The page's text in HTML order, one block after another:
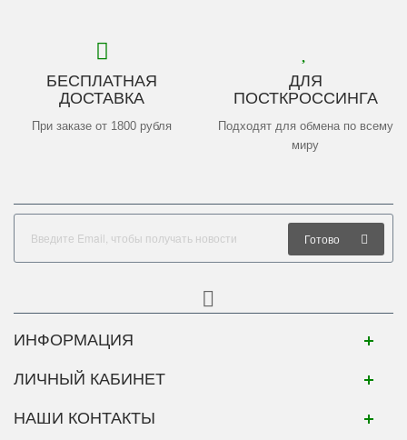
БЕСПЛАТНАЯ
ДОСТАВКА
При заказе от 1800 рубля
ДЛЯ
ПОСТКРОССИНГА
Подходят для обмена по всему
миру
Готово
ИНФОРМАЦИЯ
ЛИЧНЫЙ КАБИНЕТ
НАШИ КОНТАКТЫ